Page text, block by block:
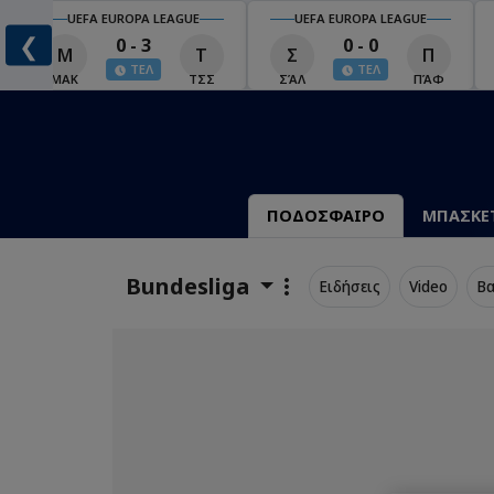
❮
UEFA EUROPA LEAGUE
Μ
ΜΑΚ
0 - 3
ΤΕΛ
Τ
ΤΣΣ
UEFA EUROPA LEAGUE
Σ
ΣΆΛ
0 - 0
ΤΕΛ
Π
ΠΆΦ
ΠΟΔΟΣΦΑΙΡΟ
Bundesliga Ειδήσεις Video